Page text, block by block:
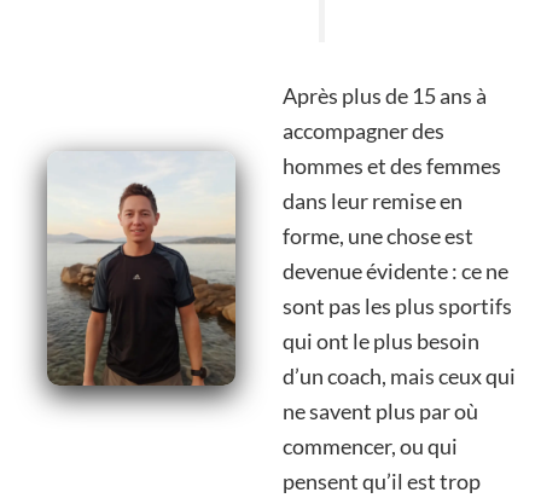
Après plus de 15 ans à
accompagner des
hommes et des femmes
dans leur remise en
forme, une chose est
devenue évidente : ce ne
sont pas les plus sportifs
qui ont le plus besoin
d’un coach, mais ceux qui
ne savent plus par où
commencer, ou qui
pensent qu’il est trop